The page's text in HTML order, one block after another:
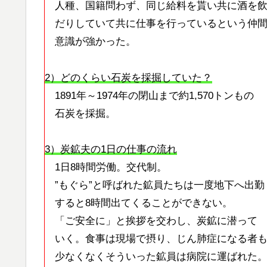
人種、国籍問わず、同じ給料を貰い共に酒を
だりしていて共に仕事を行っているという仲間
意識が強かった。
2）どのくらい石炭を採掘していた？
1891年～1974年の閉山まで約1,570トンもの
石炭を採掘。
3）炭鉱夫の1日の仕事の流れ
1日8時間労働。交代制。
”もぐら”と呼ばれた鉱員たちは一度地下へ出勤
すると8時間出てくることができない。
「ご安全に」と挨拶を交わし、炭鉱に潜って
いく。食事は現場で摂り、じん肺症になる者も
少なくなくそういった鉱員は病院に運ばれた。